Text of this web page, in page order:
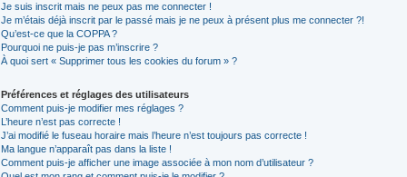
Je suis inscrit mais ne peux pas me connecter !
Je m’étais déjà inscrit par le passé mais je ne peux à présent plus me connecter ?!
Qu’est-ce que la COPPA ?
Pourquoi ne puis-je pas m’inscrire ?
À quoi sert « Supprimer tous les cookies du forum » ?
Préférences et réglages des utilisateurs
Comment puis-je modifier mes réglages ?
L’heure n’est pas correcte !
J’ai modifié le fuseau horaire mais l’heure n’est toujours pas correcte !
Ma langue n’apparaît pas dans la liste !
Comment puis-je afficher une image associée à mon nom d’utilisateur ?